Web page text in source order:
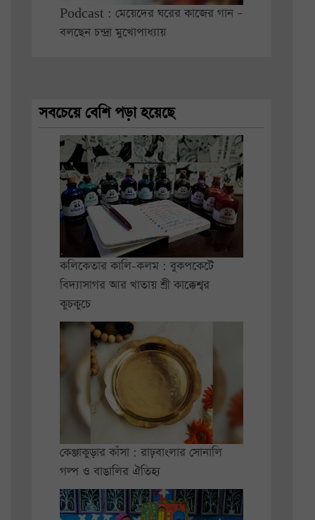
Podcast : মেয়েদের ঘরের কাজের গান –
বলছেন চন্দ্রা মুখোপাধ্যায়
সবচেয়ে বেশি পড়া হয়েছে
কলিকেতার কালি-কলম : বুকপকেটে
বিদ্যাসাগর আর খাতায় শ্রী কাক্কেশ্বর
কুচকুচে
কেঞ্জাকুড়ার কাঁসা : রাঢ়বাংলার সোনালি
গল্প ও বাঙালির ঐতিহ্য